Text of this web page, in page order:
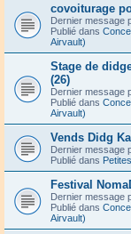
covoiturage
Dernier message
Publié dans
Airvault)
Stage de
(26)
Dernier message
Publié dans
Airvault)
Vends Didg
Dernier message
Publié dans
Festival
Dernier message
Publié dans
Airvault)